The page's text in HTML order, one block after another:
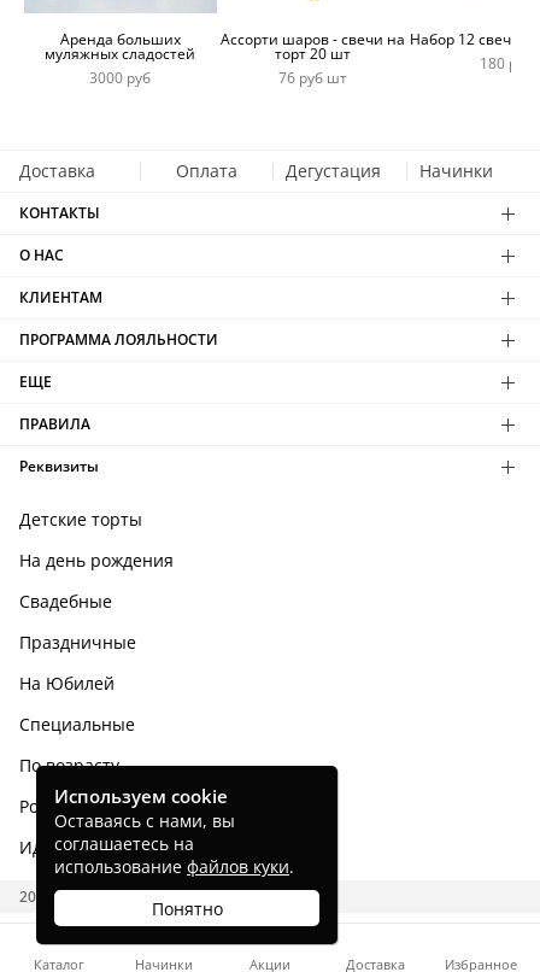
Аренда больших
муляжных сладостей
3000 руб
Ассорти шаров - свечи на
торт 20 шт
76 руб шт
Набор 12 свечей
180 руб
Доставка Оплата Дегустация Начинки
КОНТАКТЫ
О НАС
КЛИЕНТАМ
ПРОГРАММА ЛОЯЛЬНОСТИ
ЕЩЕ
ПРАВИЛА
Реквизиты
Детские торты
На день рождения
Свадебные
Праздничные
На Юбилей
Специальные
По возрасту
Родным и близким
Идеи тортов
2026 CAKES.RU
Каталог Начинки Акции Доставка Избранное
Используем cookie
Оставаясь с нами, вы
соглашаетесь на
использование файлов куки.
Понятно